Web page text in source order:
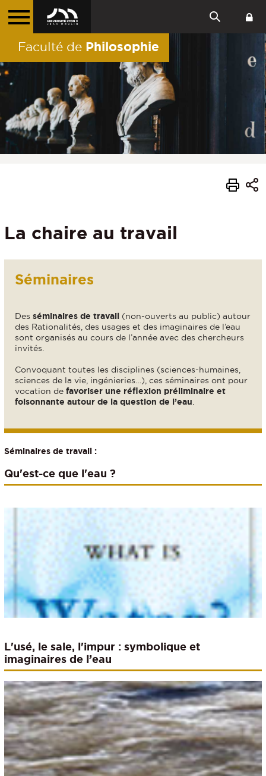
Faculté de Philosophie
La chaire au travail
Séminaires
Desséminaires de travail (non-ouverts au public) autour
des Rationalités, des usages et des imaginaires de l’eau
sont organisés au cours de l’année avec des chercheurs
invités.
Convoquant toutes les disciplines (sciences-humaines,
sciences de la vie, ingénieries…), ces séminaires ont pour
vocation defavoriser une réflexion préliminaire et
foisonnante autour de la question de l’eau.
Séminaires de travail :
Qu'est-ce que l'eau ?
L'usé, le sale, l'impur : symbolique et
imaginaires de l’eau